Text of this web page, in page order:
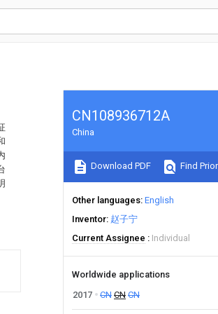
CN108936712A
China
Download PDF Find
Other languages English
Inventor 赵子宁
Current Assignee
Individual
Worldwide applications
2017
CN CN CN